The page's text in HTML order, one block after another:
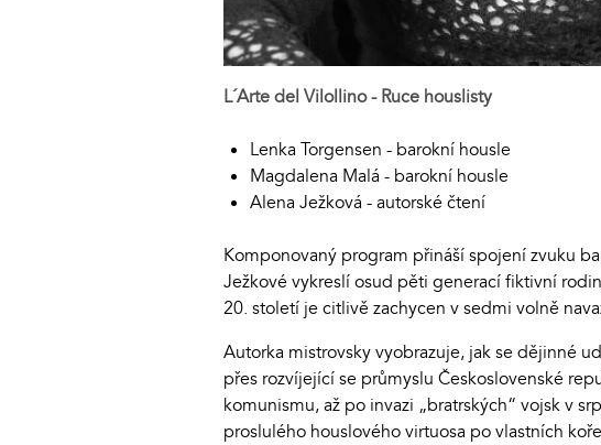
L´Arte del Vilollino - Ruce houslisty
Lenka Torgensen - barokní housle
Magdalena Malá - barokní housle
Alena Ježková - autorské čtení
Komponovaný program přináší spojení zvuku
Ježkové vykreslí osud pěti generací fiktivní
20. století je citlivě zachycen v sedmi volně
Autorka mistrovsky vyobrazuje, jak se dějinné
přes rozvíjející se průmyslu Československé
komunismu, až po invazi „bratrských“ vojsk v
proslulého houslového virtuosa po vlastních